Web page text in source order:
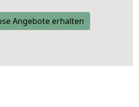
Angebote erhalten